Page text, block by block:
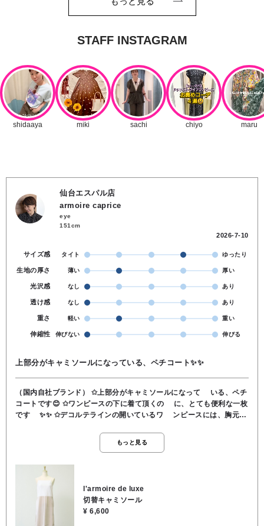
仙台エスパル店
armoire caprice
eye
151cm
2026-7-10
サイズ感 タイト ゆったり
生地の厚さ 薄い 厚い
光沢感 なし あり
透け感 なし あり
重さ 軽い 重い
伸縮性 伸びない 伸びる
上部分がキャミソールになっている、ペチコート✨✨
（国内自社ブランド） ✩上部分がキャミソールになって いる、ペチ
コートです😊 ✩ワンピースの下に着て頂くの に、とても便利な一枚
です ✨✨ ✩デコルテラインの開いているワ ンピースには、胸元に
枚でス ッキリと着て頂けます🎵😄 ✩肩紐部分は、調整が出来るアジ
ャスター付きになるので万能 で、黒と白と持っていても使え る
ン 別布 ポリエステ100% 取り扱い方法… 手洗い可
もっと見る
l'armoire de luxe
切替キャミソール
¥ 6,600